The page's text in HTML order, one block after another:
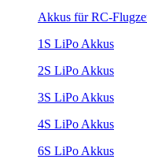
Akkus für RC-
1S LiPo Akkus
2S LiPo Akkus
3S LiPo Akkus
4S LiPo Akkus
6S LiPo Akkus